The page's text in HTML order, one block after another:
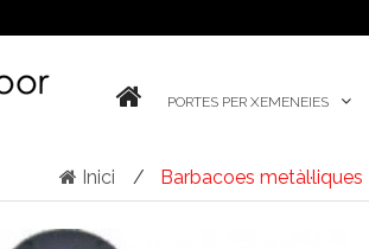
PORTES PER XEMENEIES
Inici Barbacoes metàl·liques